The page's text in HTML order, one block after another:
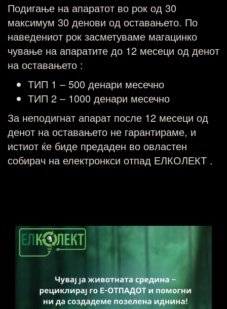
Подигање на апаратот во рок од 30
максимум 30 денови од оставањето. По
наведениот рок засметуваме магацинко
чување на апаратите до 12 месеци од денот
на оставањето :
ТИП 1 – 500 денари месечно
ТИП 2 – 1000 денари месечно
За неподигнат апарат после 12 месеци од
денот на оставањето не гарантираме, и
истиот ќе биде предаден во овластен
собирач на електронкси отпад ЕЛКОЛЕКТ .